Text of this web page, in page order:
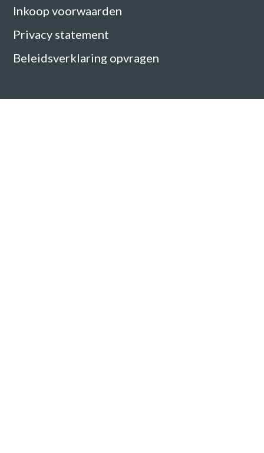
Inkoop voorwaarden
Privacy statement
Beleidsverklaring opvragen